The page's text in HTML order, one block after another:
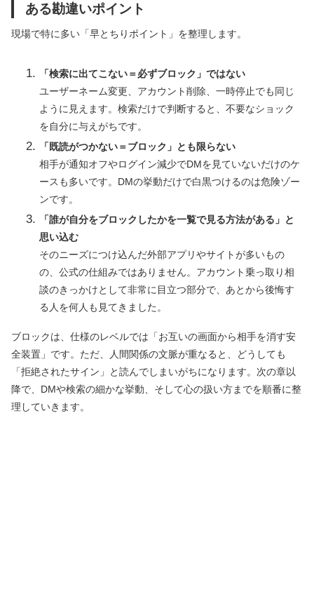
ある勘違いポイント
現場で特に多い「早とちりポイント」を整理します。
「検索に出てこない＝必ずブロック」ではない
ユーザーネーム変更、アカウント削除、一時停止でも同じ
ように見えます。検索だけで判断すると、不要なショック
を自分に与えがちです。
「既読がつかない＝ブロック」とも限らない
相手が通知オフやログイン減少でDMを見ていないだけのケ
ースも多いです。DMの挙動だけで白黒つけるのは危険ゾー
ンです。
「誰が自分をブロックしたかを一覧で見る方法がある」と
思い込む
そのニーズにつけ込んだ外部アプリやサイトが多いもの
の、公式の仕組みではありません。アカウント乗っ取り相
談のきっかけとして非常に目立つ部分で、あとから後悔す
る人を何人も見てきました。
ブロックは、仕様のレベルでは「お互いの画面から相手を消す安
全装置」です。ただ、人間関係の文脈が重なると、どうしても
「拒絶されたサイン」と読んでしまいがちになります。次の章以
降で、DMや検索の細かな挙動、そして心の扱い方までを順番に整
理していきます。